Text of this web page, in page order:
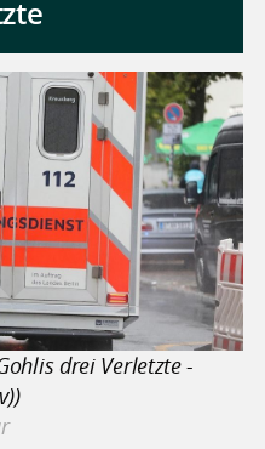
drei Verletzte -